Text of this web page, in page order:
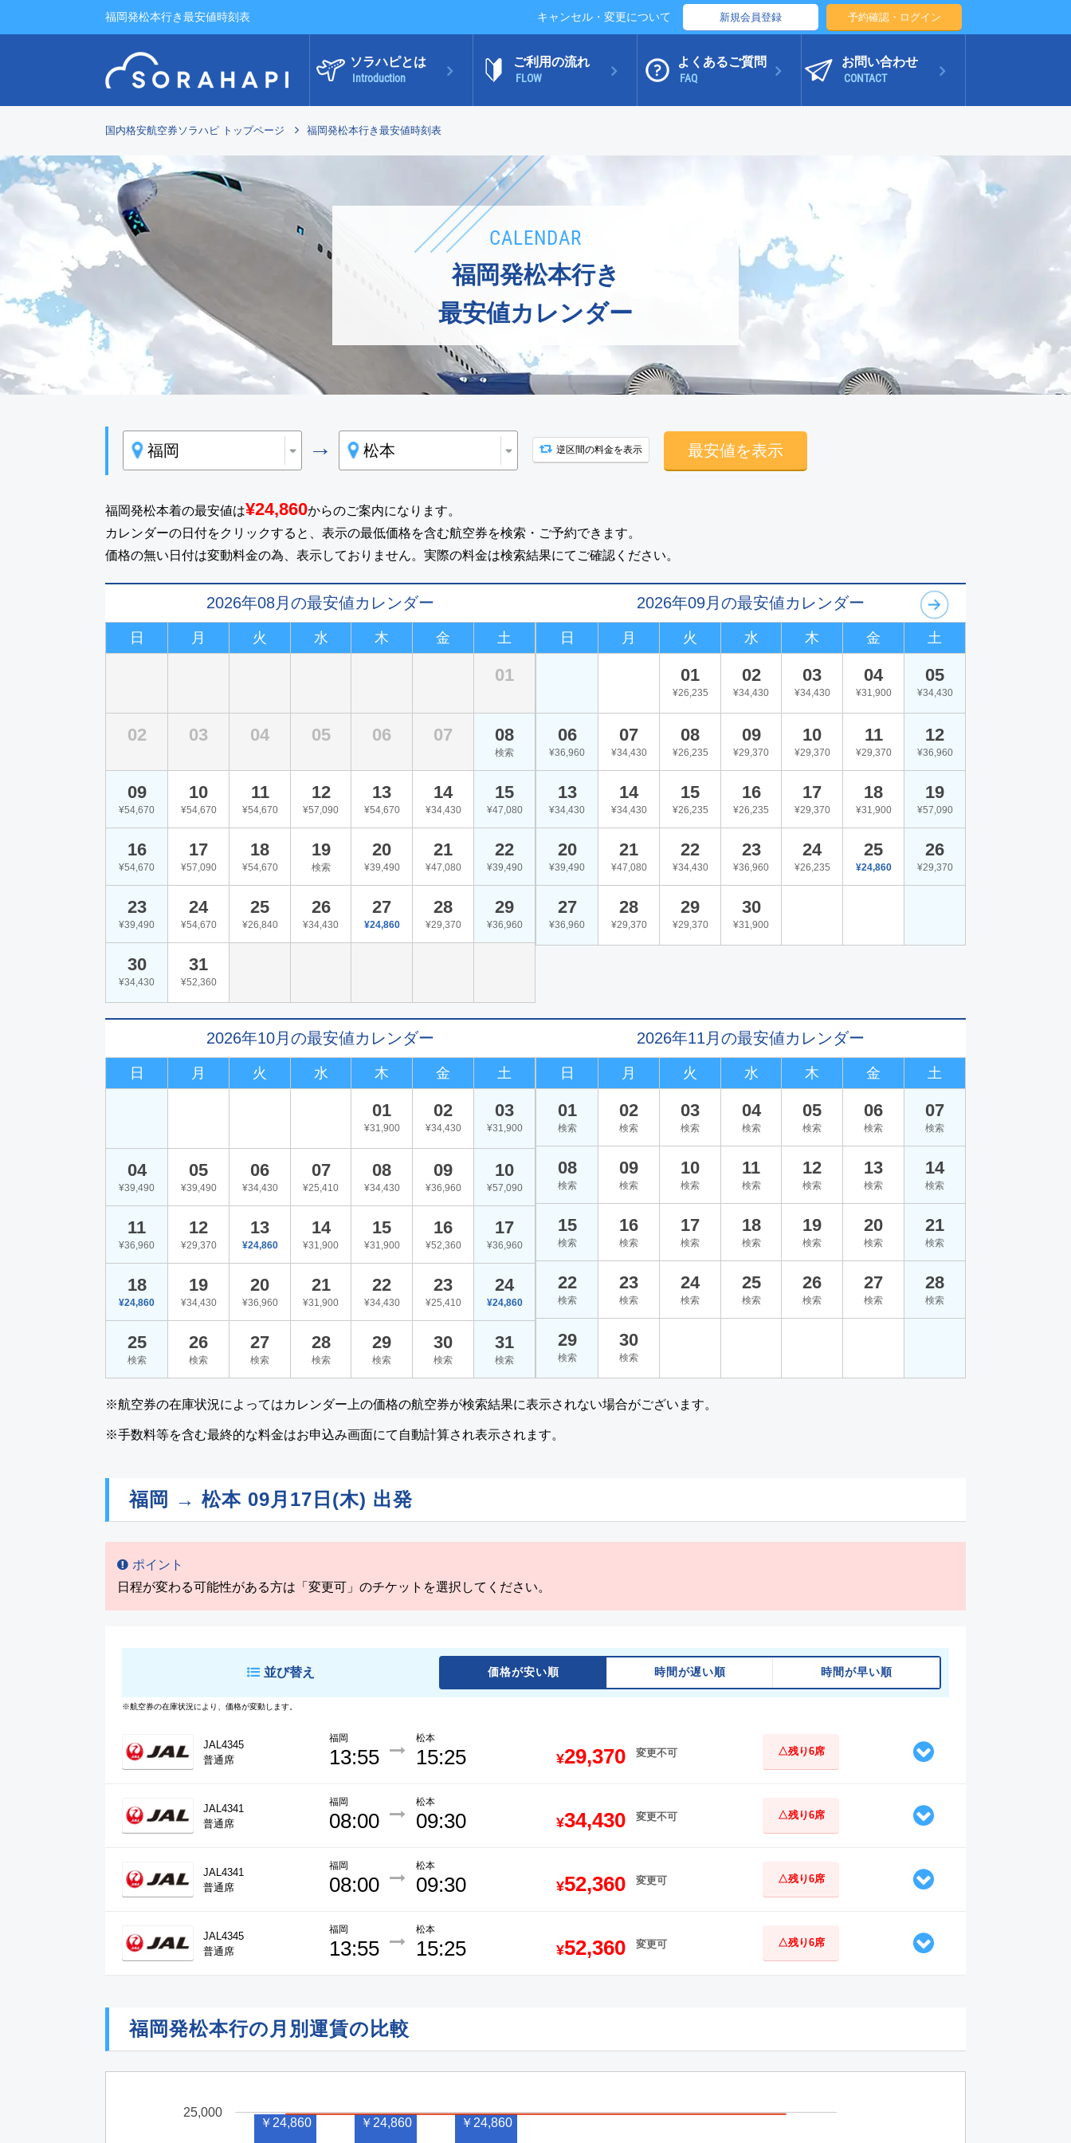
福岡発松本行き最安値時刻表 キャンセル・変更について 新規会員登録 予約確認・ログイン
ソラハピとは
Introduction
ご利用の流れ
FLOW
よくあるご質問
FAQ
お問い合わせ
CONTACT
国内格安航空券ソラハピ トップページ 福岡発松本行き最安値時刻表
CALENDAR
福岡発松本行き
最安値カレンダー
→ 逆区間の料金を表示 最安値を表示
福岡発松本着の最安値は¥24,860からのご案内になります。
カレンダーの日付をクリックすると、表示の最低価格を含む航空券を検索・ご予約できます。
価格の無い日付は変動料金の為、表示しておりません。実際の料金は検索結果にてご確認ください。
2026年08月の最安値カレンダー
日 月 火 水 木 金 土
01
02 03 04 05 06 07 08
検索
09
¥54,670
10
¥54,670
11
¥54,670
12
¥57,090
13
¥54,670
14
¥34,430
15
¥47,080
16
¥54,670
17
¥57,090
18
¥54,670
19
検索
20
¥39,490
21
¥47,080
22
¥39,490
23
¥39,490
24
¥54,670
25
¥26,840
26
¥34,430
27
¥24,860
28
¥29,370
29
¥36,960
30
¥34,430
31
¥52,360
2026年09月の最安値カレンダー
日 月 火 水 木 金 土
01
¥26,235
02
¥34,430
03
¥34,430
04
¥31,900
05
¥34,430
06
¥36,960
07
¥34,430
08
¥26,235
09
¥29,370
10
¥29,370
11
¥29,370
12
¥36,960
13
¥34,430
14
¥34,430
15
¥26,235
16
¥26,235
17
¥29,370
18
¥31,900
19
¥57,090
20
¥39,490
21
¥47,080
22
¥34,430
23
¥36,960
24
¥26,235
25
¥24,860
26
¥29,370
27
¥36,960
28
¥29,370
29
¥29,370
30
¥31,900
2026年10月の最安値カレンダー
日 月 火 水 木 金 土
01
¥31,900
02
¥34,430
03
¥31,900
04
¥39,490
05
¥39,490
06
¥34,430
07
¥25,410
08
¥34,430
09
¥36,960
10
¥57,090
11
¥36,960
12
¥29,370
13
¥24,860
14
¥31,900
15
¥31,900
16
¥52,360
17
¥36,960
18
¥24,860
19
¥34,430
20
¥36,960
21
¥31,900
22
¥34,430
23
¥25,410
24
¥24,860
25
検索
26
検索
27
検索
28
検索
29
検索
30
検索
31
検索
2026年11月の最安値カレンダー
日 月 火 水 木 金 土
01
検索
02
検索
03
検索
04
検索
05
検索
06
検索
07
検索
08
検索
09
検索
10
検索
11
検索
12
検索
13
検索
14
検索
15
検索
16
検索
17
検索
18
検索
19
検索
20
検索
21
検索
22
検索
23
検索
24
検索
25
検索
26
検索
27
検索
28
検索
29
検索
30
検索
※航空券の在庫状況によってはカレンダー上の価格の航空券が検索結果に表示されない場合がございます。
※手数料等を含む最終的な料金はお申込み画面にて自動計算され表示されます。
福岡 → 松本 09月17日(木) 出発
ポイント
日程が変わる可能性がある方は「変更可」のチケットを選択してください。
並び替え 価格が安い順 時間が遅い順 時間が早い順
※航空券の在庫状況により、価格が変動します。
JAL4345
普通席
福岡
13:55
松本
15:25 ¥29,370 変更不可 △残り6席
JAL4341
普通席
福岡
08:00
松本
09:30 ¥34,430 変更不可 △残り6席
JAL4341
普通席
福岡
08:00
松本
09:30 ¥52,360 変更可 △残り6席
JAL4345
普通席
福岡
13:55
松本
15:25 ¥52,360 変更可 △残り6席
福岡発松本行の月別運賃の比較
25,000
￥24,860 ￥24,860 ￥24,860